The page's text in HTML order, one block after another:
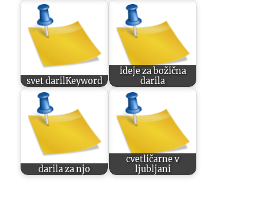
svet darilKeyword
ideje za božična
darila
darila za njo
cvetličarne v
ljubljani